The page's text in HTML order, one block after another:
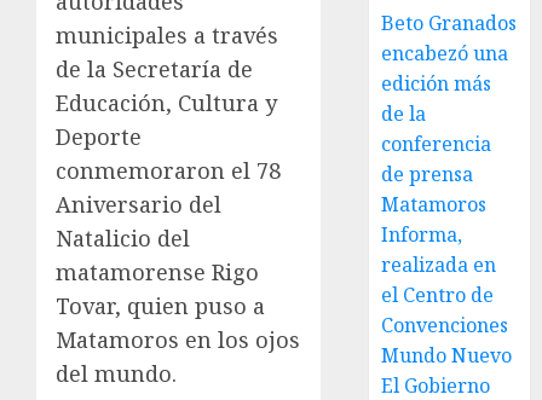
municipales a través
de la Secretaría de
Educación, Cultura y
Deporte
conmemoraron el 78
Aniversario del
Natalicio del
matamorense Rigo
Tovar, quien puso a
Matamoros en los ojos
del mundo.
Beto Granados
encabezó una
edición más
de la
conferencia
de prensa
Matamoros
Informa,
realizada en
el Centro de
Convenciones
Mundo Nuevo
El Gobierno